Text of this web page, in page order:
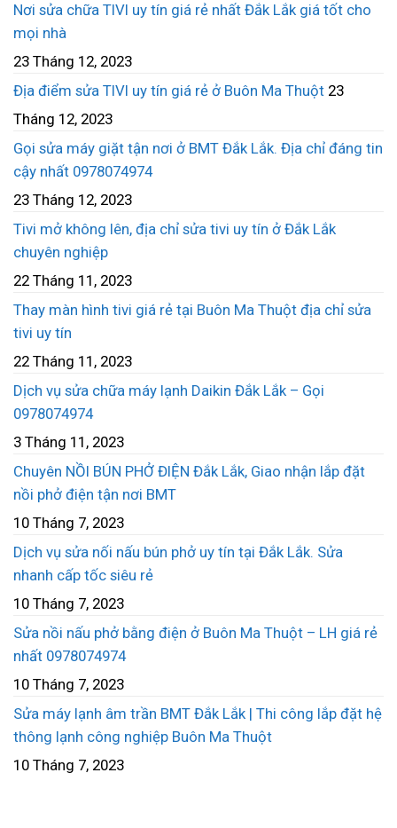
Nơi sửa chữa TIVI uy tín giá rẻ nhất Đắk Lắk giá tốt cho
mọi nhà
23 Tháng 12, 2023
Địa điểm sửa TIVI uy tín giá rẻ ở Buôn Ma Thuột 23
Tháng 12, 2023
Gọi sửa máy giặt tận nơi ở BMT Đắk Lắk. Địa chỉ đáng tin
cậy nhất 0978074974
23 Tháng 12, 2023
Tivi mở không lên, địa chỉ sửa tivi uy tín ở Đắk Lắk
chuyên nghiệp
22 Tháng 11, 2023
Thay màn hình tivi giá rẻ tại Buôn Ma Thuột địa chỉ sửa
tivi uy tín
22 Tháng 11, 2023
Dịch vụ sửa chữa máy lạnh Daikin Đắk Lắk – Gọi
0978074974
3 Tháng 11, 2023
Chuyên NỒI BÚN PHỞ ĐIỆN Đắk Lắk, Giao nhận lắp đặt
nồi phở điện tận nơi BMT
10 Tháng 7, 2023
Dịch vụ sửa nối nấu bún phở uy tín tại Đắk Lắk. Sửa
nhanh cấp tốc siêu rẻ
10 Tháng 7, 2023
Sửa nồi nấu phở bằng điện ở Buôn Ma Thuột – LH giá rẻ
nhất 0978074974
10 Tháng 7, 2023
Sửa máy lạnh âm trần BMT Đắk Lắk | Thi công lắp đặt hệ
thông lạnh công nghiệp Buôn Ma Thuột
10 Tháng 7, 2023